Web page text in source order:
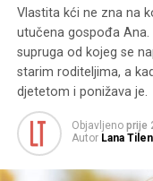
Vlastita kći ne zna na
utučena gospođa Ana.
supruga od kojeg se
starim roditeljima, a
djetetom i ponižava je.
Objavljeno prije
Autor Lana Tilen